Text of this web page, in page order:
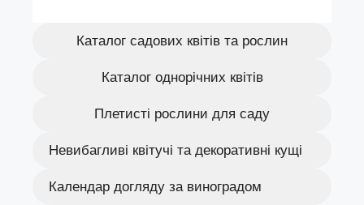
Каталог садових квітів та рослин
Каталог однорічних квітів
Плетисті рослини для саду
Невибагливі квітучі та декоративні кущі
Календар догляду за виноградом